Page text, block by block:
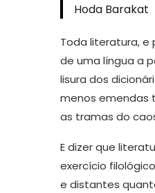
Hoda Barakat
Toda literatura, e
de uma língua a
lisura dos
menos emendas
as tramas do
E dizer que
exercício
e distantes